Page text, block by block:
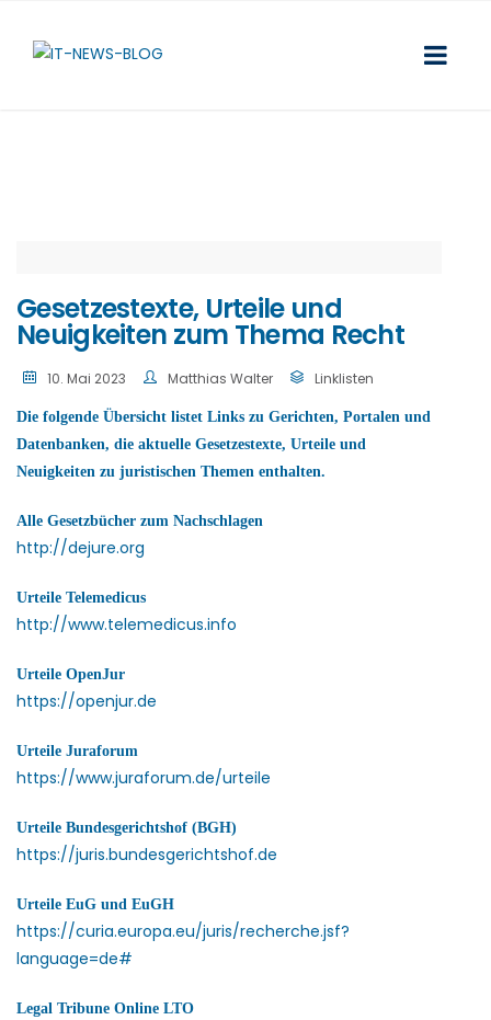
Gesetzestexte, Urteile und
Neuigkeiten zum Thema Recht
10. Mai 2023 Matthias Walter Linklisten
Die folgende Übersicht listet Links zu Gerichten, Portalen und
Datenbanken, die aktuelle Gesetzestexte, Urteile und
Neuigkeiten zu juristischen Themen enthalten.
Alle Gesetzbücher zum Nachschlagen
http://dejure.org
Urteile Telemedicus
http://www.telemedicus.info
Urteile OpenJur
https://openjur.de
Urteile Juraforum
https://www.juraforum.de/urteile
Urteile Bundesgerichtshof (BGH)
https://juris.bundesgerichtshof.de
Urteile EuG und EuGH
https://curia.europa.eu/juris/recherche.jsf?
language=de#
Legal Tribune Online LTO